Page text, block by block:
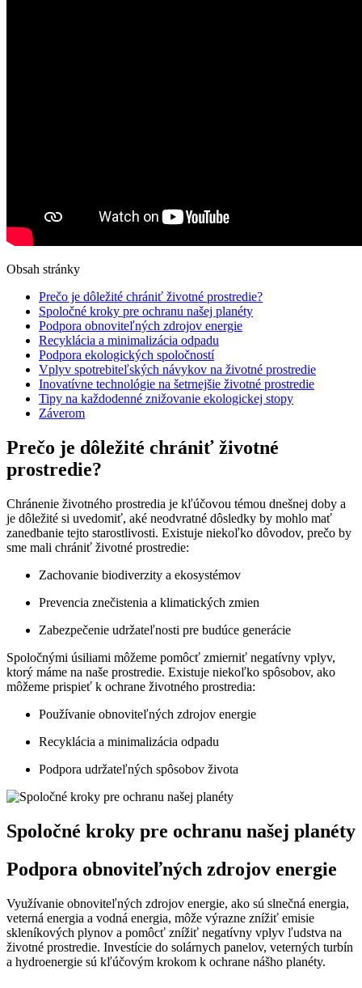
Obsah stránky
Prečo ‌je dôležité chrániť životné prostredie?
Spoločné kroky pre ochranu našej planéty
Podpora obnoviteľných zdrojov energie
Recyklácia a minimalizácia ‍odpadu
Podpora ekologických spoločností
Vplyv spotrebiteľských návykov na životné‌ prostredie
Inovatívne technológie⁣ na šetrnejšie⁢ životné prostredie
Tipy na každodenné ⁢znižovanie ekologickej⁣ stopy
Záverom
Prečo ‌je dôležité chrániť životné
prostredie?
Chránenie životného prostredia je kľúčovou témou dnešnej doby a
je dôležité si uvedomiť, aké⁣ neodvratné dôsledky by mohlo mať
zanedbanie tejto starostlivosti.⁤ Existuje niekoľko ⁣dôvodov, prečo by
sme mali chrániť životné prostredie:
Zachovanie biodiverzity a ekosystémov
Prevencia znečistenia‌ a klimatických zmien
Zabezpečenie udržateľnosti pre budúce generácie
Spoločnými úsiliami môžeme⁢ pomôcť zmierniť negatívny vplyv,
ktorý máme na naše prostredie. Existuje niekoľko spôsobov, ako ​
môžeme⁣ prispieť k ochrane životného prostredia:
Používanie obnoviteľných zdrojov energie
Recyklácia⁤ a⁣ minimalizácia ⁣odpadu
Podpora ⁢udržateľných spôsobov života
Spoločné kroky pre ochranu našej planéty
Podpora obnoviteľných zdrojov energie
Využívanie obnoviteľných zdrojov⁤ energie,⁣ ako sú slnečná energia,
veterná energia a ‍vodná energia, môže výrazne znížiť emisie
skleníkových⁣ plynov ​a pomôcť znížiť negatívny ‌vplyv ⁣ľudstva na
životné prostredie. ‍Investície do solárnych panelov, veterných turbín
a hydroenergie sú kľúčovým⁢ krokom k ochrane nášho⁣ planéty.